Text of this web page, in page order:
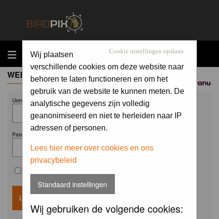
MENU
Sponsored by
Cookie instellingen opslaan
Wij plaatsen
verschillende cookies om deze website naar
behoren te laten functioneren en om het
gebruik van de website te kunnen meten. De
analytische gegevens zijn volledig
geanonimiseerd en niet te herleiden naar IP
adressen of personen.
Lees hier meer over cookies en ons
privacybeleid
Standaard instellingen
Wij gebruiken de volgende cookies:
WELCOME GUEST
Username:
Password: